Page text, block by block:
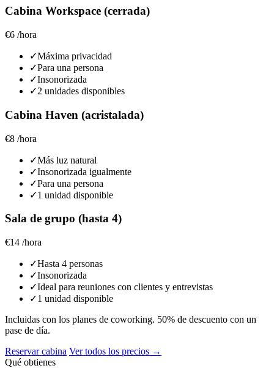
Cabina Workspace (cerrada)
€6 /hora
✓Máxima privacidad
✓Para una persona
✓Insonorizada
✓2 unidades disponibles
Cabina Haven (acristalada)
€8 /hora
✓Más luz natural
✓Insonorizada igualmente
✓Para una persona
✓1 unidad disponible
Sala de grupo (hasta 4)
€14 /hora
✓Hasta 4 personas
✓Insonorizada
✓Ideal para reuniones con clientes y entrevistas
✓1 unidad disponible
Incluidas con los planes de coworking. 50% de descuento con un
pase de día.
Reservar cabina Ver todos los precios →
Qué obtienes